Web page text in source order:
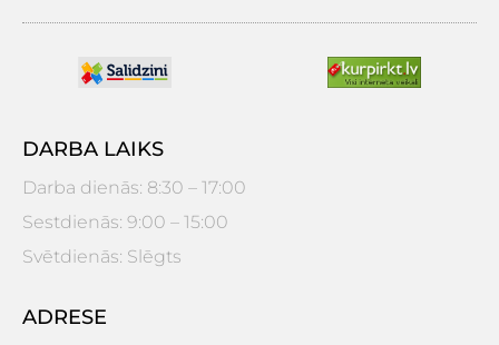
DARBA LAIKS
Darba dienās: 8:30 – 17:00
Sestdienās: 9:00 – 15:00
Svētdienās: Slēgts
ADRESE